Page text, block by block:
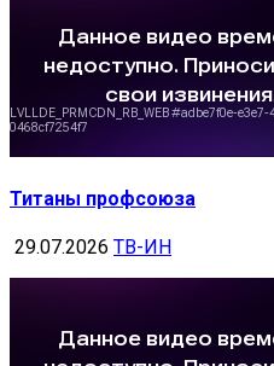
Титаны профсоюза
29.07.2026 ТВ-ИН